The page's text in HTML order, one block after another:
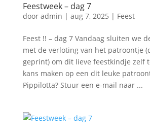
Feestweek – dag 7
door admin | aug 7, 2025 | Feest
Feest !! – dag 7 Vandaag sluiten we
met de verloting van het patroontje
geprint) om dit lieve feestkindje zelf
kans maken op een dit leuke
Pippilotta? Stuur een e-mail naar ...